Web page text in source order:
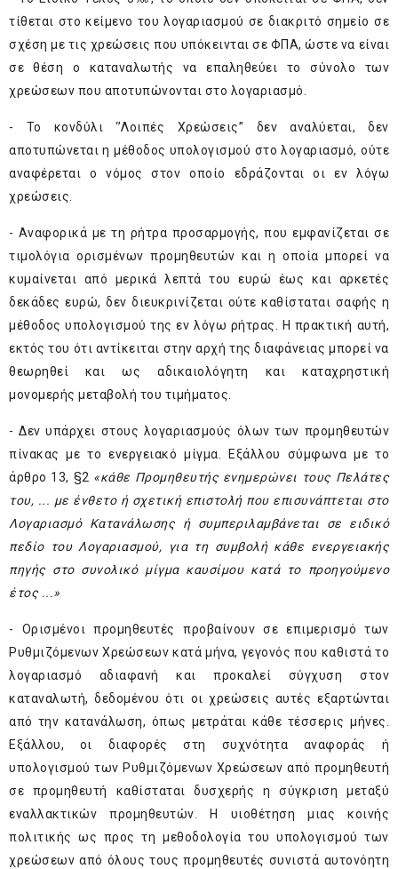
τίθεται στο κείμενο του λογαριασμού σε διακριτό σημείο σε
σχέση με τις χρεώσεις που υπόκεινται σε ΦΠΑ, ώστε να είναι
σε θέση ο καταναλωτής να επαληθεύει το σύνολο των
χρεώσεων που αποτυπώνονται στο λογαριασμό.
- Το κονδύλι ‘’Λοιπές Χρεώσεις’’ δεν αναλύεται, δεν
αποτυπώνεται η μέθοδος υπολογισμού στο λογαριασμό, ούτε
αναφέρεται ο νόμος στον οποίο εδράζονται οι εν λόγω
χρεώσεις.
- Αναφορικά με τη ρήτρα προσαρμογής, που εμφανίζεται σε
τιμολόγια ορισμένων προμηθευτών και η οποία μπορεί να
κυμαίνεται από μερικά λεπτά του ευρώ έως και αρκετές
δεκάδες ευρώ, δεν διευκρινίζεται ούτε καθίσταται σαφής η
μέθοδος υπολογισμού της εν λόγω ρήτρας. Η πρακτική αυτή,
εκτός του ότι αντίκειται στην αρχή της διαφάνειας μπορεί να
θεωρηθεί και ως αδικαιολόγητη και καταχρηστική
μονομερής μεταβολή του τιμήματος.
- Δεν υπάρχει στους λογαριασμούς όλων των προμηθευτών
πίνακας με το ενεργειακό μίγμα. Εξάλλου σύμφωνα με το
άρθρο 13, §2 «κάθε Προμηθευτής ενημερώνει τους Πελάτες
του, ... με ένθετο ή σχετική επιστολή που επισυνάπτεται στο
Λογαριασμό Κατανάλωσης ή συμπεριλαμβάνεται σε ειδικό
πεδίο του Λογαριασμού, για τη συμβολή κάθε ενεργειακής
πηγής στο συνολικό μίγμα καυσίμου κατά το προηγούμενο
έτος ...»
- Ορισμένοι προμηθευτές προβαίνουν σε επιμερισμό των
Ρυθμιζόμενων Χρεώσεων κατά μήνα, γεγονός που καθιστά το
λογαριασμό αδιαφανή και προκαλεί σύγχυση στον
καταναλωτή, δεδομένου ότι οι χρεώσεις αυτές εξαρτώνται
από την κατανάλωση, όπως μετράται κάθε τέσσερις μήνες.
Εξάλλου, οι διαφορές στη συχνότητα αναφοράς ή
υπολογισμού των Ρυθμιζόμενων Χρεώσεων από προμηθευτή
σε προμηθευτή καθίσταται δυσχερής η σύγκριση μεταξύ
εναλλακτικών προμηθευτών. Η υιοθέτηση μιας κοινής
πολιτικής ως προς τη μεθοδολογία του υπολογισμού των
χρεώσεων από όλους τους προμηθευτές συνιστά αυτονόητη